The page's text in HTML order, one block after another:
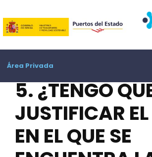
to
content
Área Privada
5. ¿TENGO
JUSTIFICAR
EN EL QUE SE